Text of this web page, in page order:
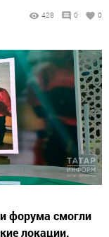
428 0 0
форума смогли
локации.